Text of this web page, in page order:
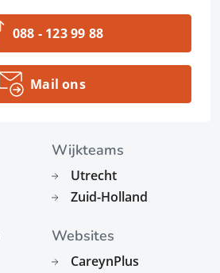
088 - 123 99 88
Mail ons
Wijkteams
Utrecht
Zuid-Holland
Websites
CareynPlus